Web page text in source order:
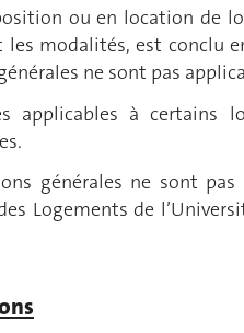
ou en location de
modalités, est conclu
ne sont pas
applicables à certains
générales ne sont
Logements de